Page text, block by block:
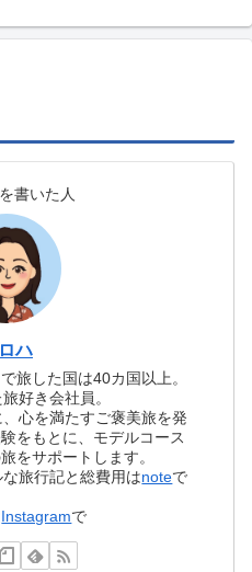
書いた人
ハ
旅した国は40カ国以上。
好き会社員。
心を満たすご褒美旅を発
をもとに、モデルコース
をサポートします。
旅行記と総費用はnoteで
Instagramで